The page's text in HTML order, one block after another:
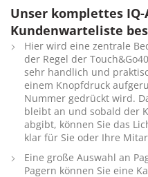
Unser komplettes
Kundenwarteliste
Hier wird eine zentrale
der Regel der
sehr handlich und
einem Knopfdruck
Nummer gedrückt wird.
bleibt an und sobald der
abgibt, können Sie das
klar für Sie oder Ihre
Eine große Auswahl an
Pagern können Sie eine